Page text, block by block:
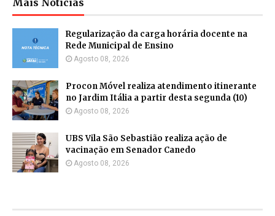
Mais Notícias
Regularização da carga horária docente na
Rede Municipal de Ensino
Agosto 08, 2026
Procon Móvel realiza atendimento itinerante
no Jardim Itália a partir desta segunda (10)
Agosto 08, 2026
UBS Vila São Sebastião realiza ação de
vacinação em Senador Canedo
Agosto 08, 2026